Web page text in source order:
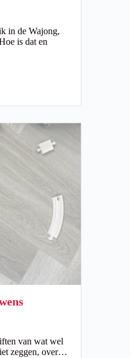
in de Wajong,
is dat en
van wat wel
zeggen, over…